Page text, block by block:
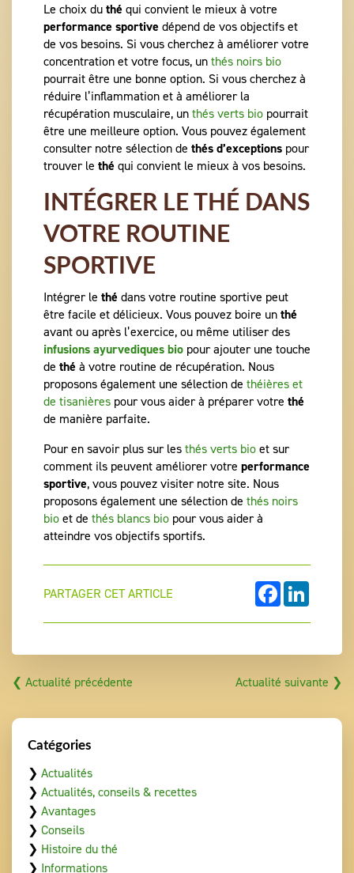
Le choix duthé qui convient le mieux à votre
performance sportive dépend de vos objectifs et
de vos besoins. Si vous cherchez à améliorer votre
concentration et votre focus, unthés noirs bio
pourrait être une bonne option. Si vous cherchez à
réduire l’inflammation et à améliorer la
récupération musculaire, unthés verts bio pourrait
être une meilleure option. Vous pouvez également
consulter notre sélection de thés d’exceptions pour
trouver le thé qui convient le mieux à vos besoins.
INTÉGRER LE THÉ DANS
VOTRE ROUTINE
SPORTIVE
Intégrer le thé dans votre routine sportive peut
être facile et délicieux. Vous pouvez boire unthé
avant ou après l’exercice, ou même utiliser des
infusions ayurvediques bio pour ajouter une touche
de thé à votre routine de récupération. Nous
proposons également une sélection de théières et
de tisanières pour vous aider à préparer votre thé
de manière parfaite.
Pour en savoir plus sur lesthés verts bioet sur
comment ils peuvent améliorer votre performance
sportive, vous pouvez visiter notre site. Nous
proposons également une sélection de thés noirs
bioet de thés blancs bio pour vous aider à
atteindre vos objectifs sportifs.
PARTAGER CET ARTICLE FACEBOOK
❮ Actualité précédente Actualité suivante ❯
Catégories
❯ Actualités
❯ Actualités, conseils & recettes
❯ Avantages
❯ Conseils
❯ Histoire du thé
❯ Informations